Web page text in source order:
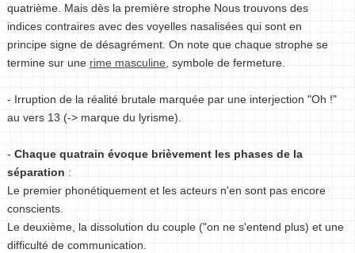
quatrième. Mais dès la première strophe Nous trouvons des
indices contraires avec des voyelles nasalisées qui sont en
principe signe de désagrément. On note que chaque strophe se
termine sur une rime masculine , symbole de fermeture.
- Irruption de la réalité brutale marquée par une interjection "Oh !"
au vers 13 (-> marque du lyrisme).
- Chaque quatrain évoque brièvement les phases de la
séparation :
Le premier phonétiquement et les acteurs n'en sont pas encore
conscients.
Le deuxième, la dissolution du couple ("on ne s'entend plus) et une
difficulté de communication.